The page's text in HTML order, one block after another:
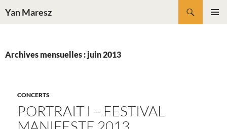
auYan Maresz
Archives mensuelles : juin 2013
CONCERTS
PORTRAIT I – FESTIVAL